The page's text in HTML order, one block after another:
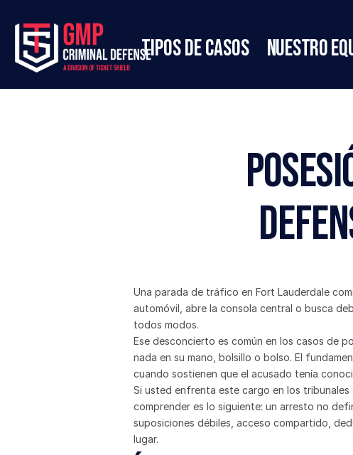
Tipos de casos Nuestro
Una parada de tráfico en Fort Lauderdale
automóvil, abre la consola central o busca
todos modos.
Ese desconcierto es común en los casos de
nada en su mano, bolsillo o bolso. El
cuando sostienen que el acusado tenía
Si usted enfrenta este cargo en los
comprender es lo siguiente: un arresto no
suposiciones débiles, acceso compartido,
lugar.